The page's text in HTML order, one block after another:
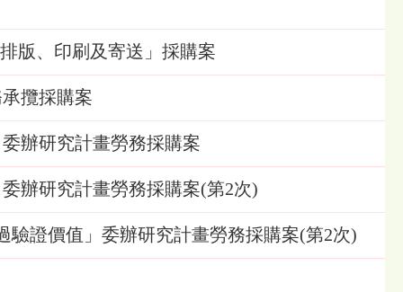
版、印刷及寄送」採購案
攬採購案
辦研究計畫勞務採購案
辦研究計畫勞務採購案(第2次)
驗證價值」委辦研究計畫勞務採購案(第2次)